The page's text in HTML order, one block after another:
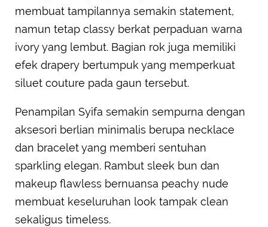
membuat tampilannya semakin statement,
namun tetap classy berkat perpaduan warna
ivory yang lembut. Bagian rok juga memiliki
efek drapery bertumpuk yang memperkuat
siluet couture pada gaun tersebut.
Penampilan Syifa semakin sempurna dengan
aksesori berlian minimalis berupa necklace
dan bracelet yang memberi sentuhan
sparkling elegan. Rambut sleek bun dan
makeup flawless bernuansa peachy nude
membuat keseluruhan look tampak clean
sekaligus timeless.